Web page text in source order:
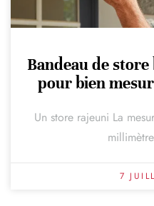
Bandeau de
pour bien
Un store rajeuni La
7